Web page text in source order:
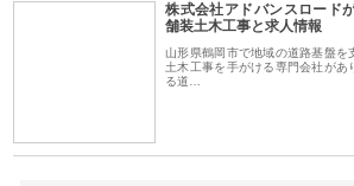
株式会社アドバンスロード
舗装土木工事と求人情報
山形県鶴岡市で地域の道路基盤を
土木工事を手がける専門会社があ
る道…